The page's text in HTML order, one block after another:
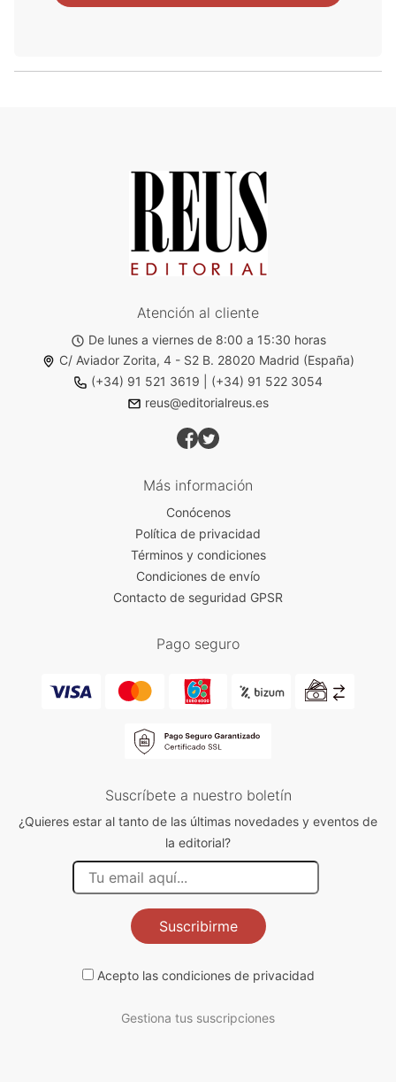
Atención al cliente
De lunes a viernes de 8:00 a 15:30 horas
C/ Aviador Zorita, 4 - S2 B. 28020 Madrid (España)
(+34) 91 521 3619
(+34) 91 522 3054
reus@editorialreus.es
Más información
Conócenos
Política de privacidad
Términos y condiciones
Condiciones de envío
Contacto de seguridad GPSR
Pago seguro
Suscríbete a nuestro boletín
¿Quieres estar al tanto de las últimas novedades y eventos de
la editorial?
Suscribirme
Acepto las condiciones de privacidad
Gestiona tus suscripciones